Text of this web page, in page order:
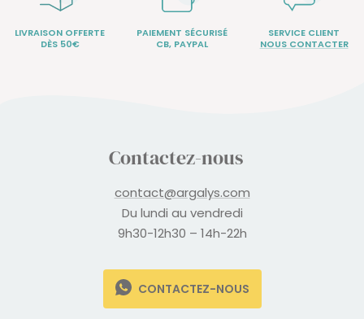
LIVRAISON OFFERTE
DÈS 50€
PAIEMENT SÉCURISÉ
CB, PAYPAL
SERVICE CLIENT
NOUS CONTACTER
Contactez-nous
contact@argalys.com
Du lundi au vendredi
9h30-12h30 – 14h-22h
CONTACTEZ-NOUS